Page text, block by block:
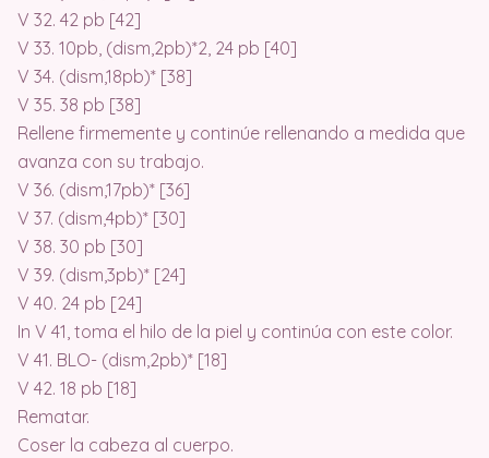
V 32. 42 pb [42]
V 33. 10pb, (dism,2pb)*2, 24 pb [40]
V 34. (dism,18pb)* [38]
V 35. 38 pb [38]
Rellene firmemente y continúe rellenando a medida que
avanza con su trabajo.
V 36. (dism,17pb)* [36]
V 37. (dism,4pb)* [30]
V 38. 30 pb [30]
V 39. (dism,3pb)* [24]
V 40. 24 pb [24]
In V 41, toma el hilo de la piel y continúa con este color.
V 41. BLO- (dism,2pb)* [18]
V 42. 18 pb [18]
Rematar.
Coser la cabeza al cuerpo.